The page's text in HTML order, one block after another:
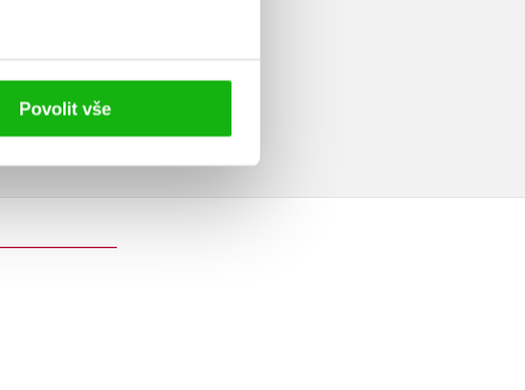
Povolit vše